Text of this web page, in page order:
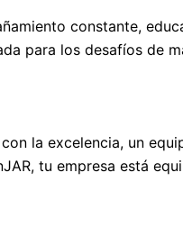
constante,
para los desafíos de
la excelencia, un
tu empresa está